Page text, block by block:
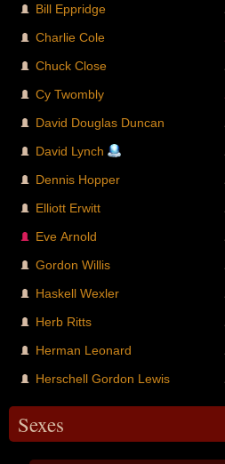
Bill Eppridge
Charlie Cole
Chuck Close
Cy Twombly
David Douglas Duncan
David Lynch
Dennis Hopper
Elliott Erwitt
Eve Arnold
Gordon Willis
Haskell Wexler
Herb Ritts
Herman Leonard
Herschell Gordon Lewis
Sexes